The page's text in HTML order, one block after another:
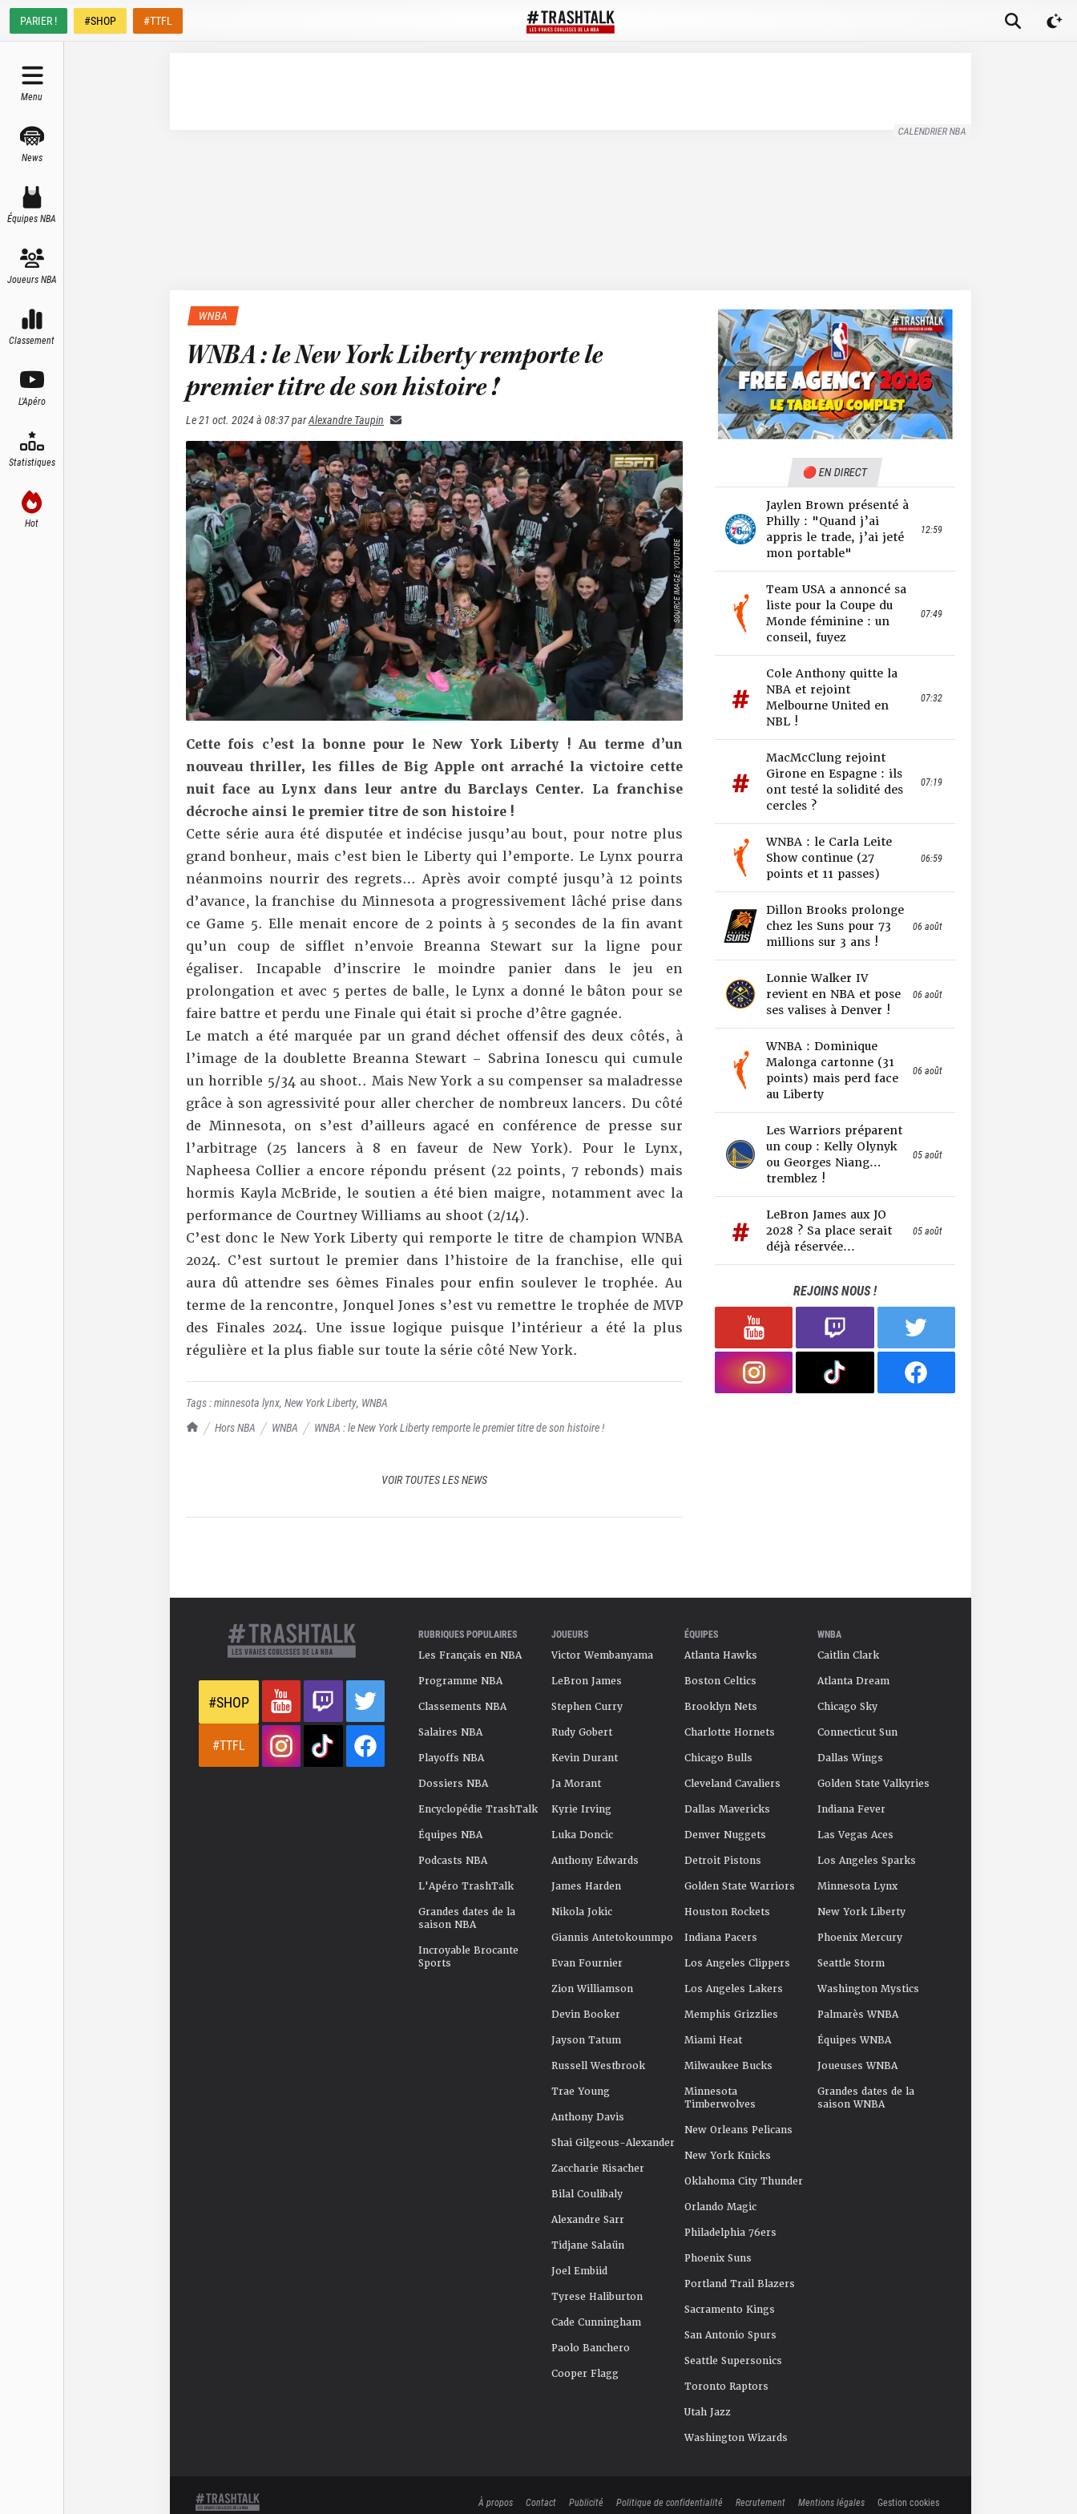
PARIER ! #SHOP #TTFL
Menu
News
Équipes NBA
Joueurs NBA
Classement
L'Apéro
Statistiques
Hot
CALENDRIER NBA
TrashTalk Actu NBA
Hors NBA WNBA WNBA : le New York Liberty remporte le premier titre de son histoire !
WNBA
WNBA : le New York Liberty remporte le
premier titre de son histoire !
Le21 oct. 2024 à 08:37parAlexandre Taupin
SOURCE IMAGE : YOUTUBE
Cette fois c’est la bonne pour le New York Liberty ! Au terme d’un
nouveau thriller, les filles de Big Apple ont arraché la victoire cette
nuit face au Lynx dans leur antre du Barclays Center. La franchise
décroche ainsi le premier titre de son histoire !
Cette série aura été disputée et indécise jusqu’au bout, pour notre plus
grand bonheur, mais c’est bien le Liberty qui l’emporte. Le Lynx pourra
néanmoins nourrir des regrets… Après avoir compté jusqu’à 12 points
d’avance, la franchise du Minnesota a progressivement lâché prise dans
ce Game 5. Elle menait encore de 2 points à 5 secondes de la fin avant
qu’un coup de sifflet n’envoie Breanna Stewart sur la ligne pour
égaliser. Incapable d’inscrire le moindre panier dans le jeu en
prolongation et avec 5 pertes de balle, le Lynx a donné le bâton pour se
faire battre et perdu une Finale qui était si proche d’être gagnée.
Le match a été marquée par un grand déchet offensif des deux côtés, à
l’image de la doublette Breanna Stewart – Sabrina Ionescu qui cumule
un horrible 5/34 au shoot.. Mais New York a su compenser sa maladresse
grâce à son agressivité pour aller chercher de nombreux lancers. Du côté
de Minnesota, on s’est d’ailleurs agacé en conférence de presse sur
l’arbitrage (25 lancers à 8 en faveur de New York). Pour le Lynx,
Napheesa Collier a encore répondu présent (22 points, 7 rebonds) mais
hormis Kayla McBride, le soutien a été bien maigre, notamment avec la
performance de Courtney Williams au shoot (2/14).
C’est donc le New York Liberty qui remporte le titre de champion WNBA
2024. C’est surtout le premier dans l’histoire de la franchise, elle qui
aura dû attendre ses 6èmes Finales pour enfin soulever le trophée. Au
terme de la rencontre, Jonquel Jones s’est vu remettre le trophée de MVP
des Finales 2024. Une issue logique puisque l’intérieur a été la plus
régulière et la plus fiable sur toute la série côté New York.
Tags :minnesota lynx, New York Liberty, WNBA
VOIR TOUTES LES NEWS
🔴 EN DIRECT
Jaylen Brown présenté à
Philly : "Quand j’ai
appris le trade, j’ai jeté
mon portable"
12:59
Team USA a annoncé sa
liste pour la Coupe du
Monde féminine : un
conseil, fuyez
07:49
Cole Anthony quitte la
NBA et rejoint
Melbourne United en
NBL !
07:32
MacMcClung rejoint
Girone en Espagne : ils
ont testé la solidité des
cercles ?
07:19
WNBA : le Carla Leite
Show continue (27
points et 11 passes)
06:59
Dillon Brooks prolonge
chez les Suns pour 73
millions sur 3 ans !
06 août
Lonnie Walker IV
revient en NBA et pose
ses valises à Denver !
06 août
WNBA : Dominique
Malonga cartonne (31
points) mais perd face
au Liberty
06 août
Les Warriors préparent
un coup : Kelly Olynyk
ou Georges Niang…
tremblez !
05 août
LeBron James aux JO
2028 ? Sa place serait
déjà réservée...
05 août
REJOINS NOUS !
#SHOP
#TTFL
RUBRIQUES POPULAIRES
Les Français en NBA
Programme NBA
Classements NBA
Salaires NBA
Playoffs NBA
Dossiers NBA
Encyclopédie TrashTalk
Équipes NBA
Podcasts NBA
L'Apéro TrashTalk
Grandes dates de la
saison NBA
Incroyable Brocante
Sports
JOUEURS
Victor Wembanyama
LeBron James
Stephen Curry
Rudy Gobert
Kevin Durant
Ja Morant
Kyrie Irving
Luka Doncic
Anthony Edwards
James Harden
Nikola Jokic
Giannis Antetokounmpo
Evan Fournier
Zion Williamson
Devin Booker
Jayson Tatum
Russell Westbrook
Trae Young
Anthony Davis
Shai Gilgeous-Alexander
Zaccharie Risacher
Bilal Coulibaly
Alexandre Sarr
Tidjane Salaün
Joel Embiid
Tyrese Haliburton
Cade Cunningham
Paolo Banchero
Cooper Flagg
ÉQUIPES
Atlanta Hawks
Boston Celtics
Brooklyn Nets
Charlotte Hornets
Chicago Bulls
Cleveland Cavaliers
Dallas Mavericks
Denver Nuggets
Detroit Pistons
Golden State Warriors
Houston Rockets
Indiana Pacers
Los Angeles Clippers
Los Angeles Lakers
Memphis Grizzlies
Miami Heat
Milwaukee Bucks
Minnesota
Timberwolves
New Orleans Pelicans
New York Knicks
Oklahoma City Thunder
Orlando Magic
Philadelphia 76ers
Phoenix Suns
Portland Trail Blazers
Sacramento Kings
San Antonio Spurs
Seattle Supersonics
Toronto Raptors
Utah Jazz
Washington Wizards
WNBA
Caitlin Clark
Atlanta Dream
Chicago Sky
Connecticut Sun
Dallas Wings
Golden State Valkyries
Indiana Fever
Las Vegas Aces
Los Angeles Sparks
Minnesota Lynx
New York Liberty
Phoenix Mercury
Seattle Storm
Washington Mystics
Palmarès WNBA
Équipes WNBA
Joueuses WNBA
Grandes dates de la
saison WNBA
À propos Contact Publicité Politique de confidentialité Recrutement Mentions légales Gestion cookies